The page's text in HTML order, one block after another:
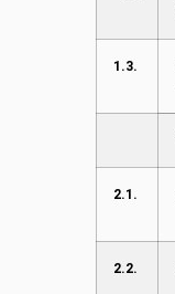
1.3.
2.1.
2.2.